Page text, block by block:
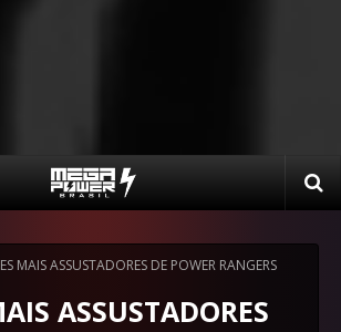
MAIS ASSUSTADORES DE POWER RANGERS
ASSUSTADORES